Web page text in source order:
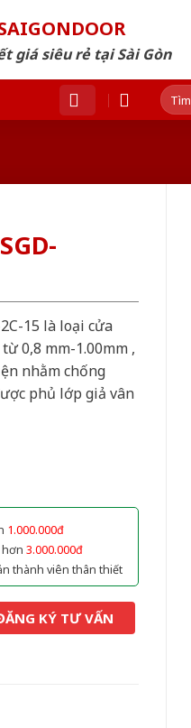
giá siêu rẻ tại Sài Gòn
Tìm
kiếm:
15 là loại cửa
0,8 mm-1.00mm ,
nhằm chống
phủ lớp giả vân
1.000.000đ
3.000.000đ
thành viên thân thiết
KÝ TƯ VẤN